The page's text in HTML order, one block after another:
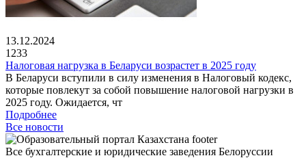
13.12.2024
1233
Налоговая нагрузка в Беларуси возрастет в 2025 году
В Беларуси вступили в силу изменения в Налоговый кодекс,
которые повлекут за собой повышение налоговой нагрузки в
2025 году. Ожидается, чт
Подробнее
Все новости
Все бухгалтерские и юридические заведения Белоруссии